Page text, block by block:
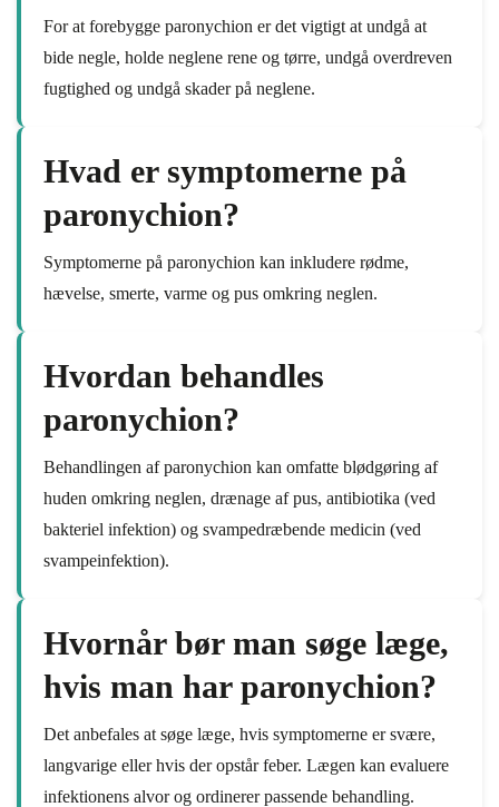
For at forebygge paronychion er det vigtigt at undgå at
bide negle, holde neglene rene og tørre, undgå overdreven
fugtighed og undgå skader på neglene.
Hvad er symptomerne på
paronychion?
Symptomerne på paronychion kan inkludere rødme,
hævelse, smerte, varme og pus omkring neglen.
Hvordan behandles
paronychion?
Behandlingen af paronychion kan omfatte blødgøring af
huden omkring neglen, drænage af pus, antibiotika (ved
bakteriel infektion) og svampedræbende medicin (ved
svampeinfektion).
Hvornår bør man søge læge,
hvis man har paronychion?
Det anbefales at søge læge, hvis symptomerne er svære,
langvarige eller hvis der opstår feber. Lægen kan evaluere
infektionens alvor og ordinerer passende behandling.